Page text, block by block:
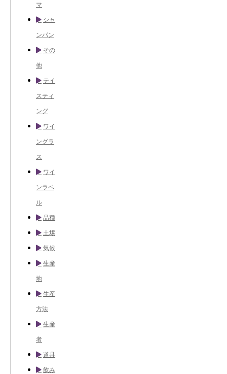
マ
シャ
ンパン
その
他
テイ
スティ
ング
ワイ
ングラ
ス
ワイ
ンラベ
ル
品種
土壌
気候
生産
地
生産
方法
生産
者
道具
飲み